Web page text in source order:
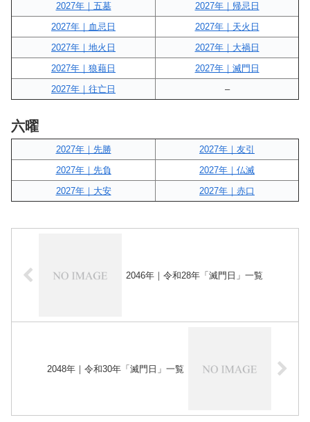
2027年｜五墓
2027年｜帰忌日
2027年｜血忌日
2027年｜天火日
2027年｜地火日
2027年｜大禍日
2027年｜狼藉日
2027年｜滅門日
2027年｜往亡日
–
六曜
2027年｜先勝
2027年｜友引
2027年｜先負
2027年｜仏滅
2027年｜大安
2027年｜赤口
2046年｜令和28年「滅門日」一覧
2048年｜令和30年「滅門日」一覧